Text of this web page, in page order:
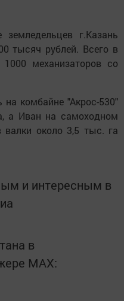
г.Казань
тысяч рублей. Всего в
1000 механизаторов со
на комбайне "Акрос-530"
а Иван на самоходном
около 3,5 тыс. га
и интересным в
в
MАХ: